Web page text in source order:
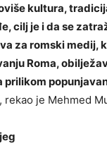
kultura,
cilj je i da se
za romski medij,
Roma,
prilikom
, rekao je Mehmed